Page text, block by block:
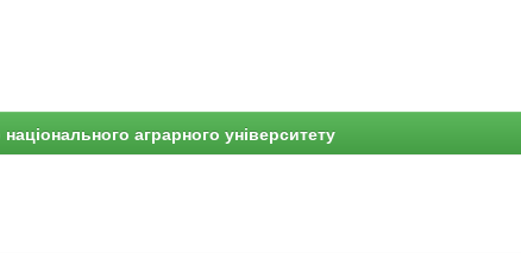
аграрного університету